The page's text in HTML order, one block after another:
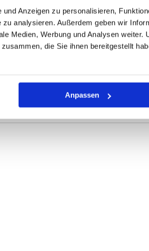
Anzeigen zu personalisieren,
analysieren. Außerdem geben wir
Medien, Werbung und Analysen weiter.
die Sie ihnen bereitgestellt
Anpassen